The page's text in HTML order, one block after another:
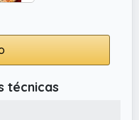
técnicas